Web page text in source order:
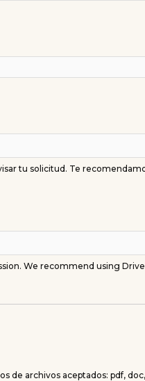
tu solicitud. Te
We recommend using
de archivos aceptados: pdf,